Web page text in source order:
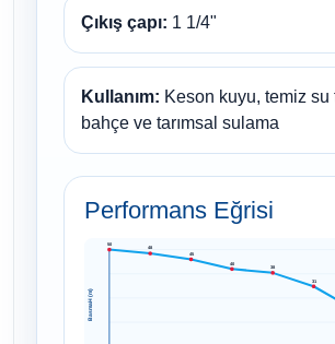
Çıkış çapı: 1 1/4"
Kullanım: Keson kuyu, temiz su
bahçe ve tarımsal sulama
Performans Eğrisi
50
48
45
40
38
31
Basma H (m)